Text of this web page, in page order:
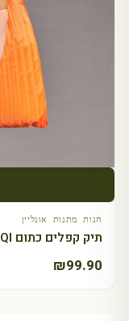
חנות מתנות אונליין
תיק קפלים כתום LOQI – תיק מתקפל מעוצב מבד ממוחזר
₪99.90